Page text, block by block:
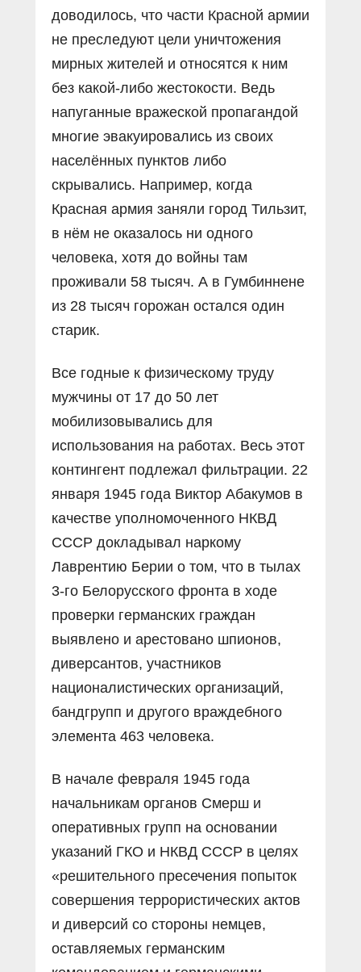
доводилось, что части Красной армии
не преследуют цели уничтожения
мирных жителей и относятся к ним
без какой-либо жестокости. Ведь
напуганные вражеской пропагандой
многие эвакуировались из своих
населённых пунктов либо
скрывались. Например, когда
Красная армия заняли город Тильзит,
в нём не оказалось ни одного
человека, хотя до войны там
проживали 58 тысяч. А в Гумбиннене
из 28 тысяч горожан остался один
старик.
Все годные к физическому труду
мужчины от 17 до 50 лет
мобилизовывались для
использования на работах. Весь этот
контингент подлежал фильтрации. 22
января 1945 года Виктор Абакумов в
качестве уполномоченного НКВД
СССР докладывал наркому
Лаврентию Берии о том, что в тылах
3-го Белорусского фронта в ходе
проверки германских граждан
выявлено и арестовано шпионов,
диверсантов, участников
националистических организаций,
бандгрупп и другого враждебного
элемента 463 человека.
В начале февраля 1945 года
начальникам органов Смерш и
оперативных групп на основании
указаний ГКО и НКВД СССР в целях
«решительного пресечения попыток
совершения террористических актов
и диверсий со стороны немцев,
оставляемых германским